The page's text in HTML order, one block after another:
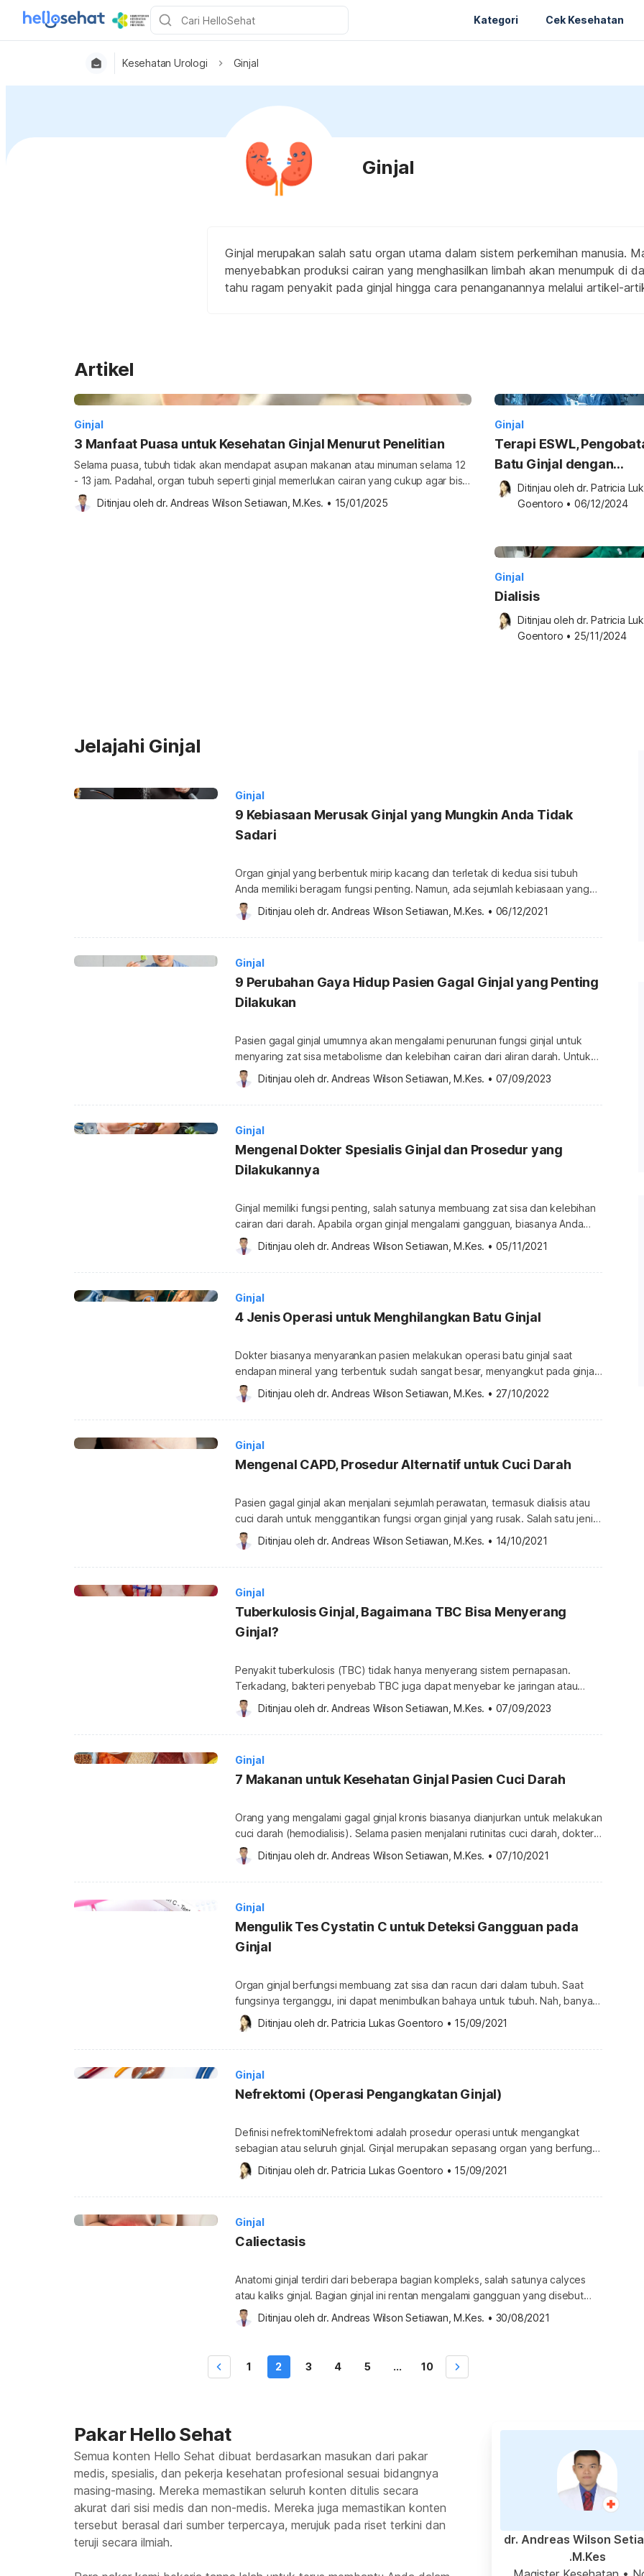
Kategori Cek Kesehatan
Kesehatan Urologi Ginjal
Ginjal
Ginjal merupakan salah satu organ utama dalam sistem perkemihan manusia.
menyebabkan produksi cairan yang menghasilkan limbah akan menumpuk di
tahu ragam penyakit pada ginjal hingga cara penanganannya melalui artikel-
Artikel
Ginjal
3 Manfaat Puasa untuk Kesehatan Ginjal Menurut Penelitian
Selama puasa, tubuh tidak akan mendapat asupan makanan atau minuman selama 12
- 13 jam. Padahal, organ tubuh seperti ginjal memerlukan cairan yang cukup agar bisa
berfungsi. Lantas, adakah manfaat puasa untuk ginjal dan bagaimana pengaruhnya
pada pasien penyakit ginjal? Berikut ini penjelasan manfaat puasa untuk ginjal dan
Ditinjau oleh dr. Andreas Wilson Setiawan, M.Kes. • 15/01/2025
Ginjal
Terapi ESWL,
Batu Ginjal dengan
Gelombang Kejut
Ditinjau oleh dr. Patricia
Goentoro • 06/12/2024
Ginjal
Dialisis
Ditinjau oleh dr. Patricia
Goentoro • 25/11/2024
Jelajahi Ginjal
Ginjal
9 Kebiasaan Merusak Ginjal yang Mungkin Anda Tidak
Sadari
Organ ginjal yang berbentuk mirip kacang dan terletak di kedua sisi tubuh
Anda memiliki beragam fungsi penting. Namun, ada sejumlah kebiasaan yang
bisa merusak ginjal yang perlu Anda waspadai. Berbagai kebiasaan yang bisa
merusak ginjal Ginjal memiliki sejumlah peranan penting bagi tubuh Anda, salah
satunya membersihkan darah dari limbah metabolisme dan membuangnya
Ditinjau oleh dr. Andreas Wilson Setiawan, M.Kes. • 06/12/2021
Ginjal
9 Perubahan Gaya Hidup Pasien Gagal Ginjal yang Penting
Dilakukan
Pasien gagal ginjal umumnya akan mengalami penurunan fungsi ginjal untuk
menyaring zat sisa metabolisme dan kelebihan cairan dari aliran darah. Untuk
menjaga kondisi ginjal, terdapat sejumlah perubahan gaya hidup gagal ginjal
yang perlu Anda lakukan. Perubahan gaya hidup untuk pasien gagal ginjal
Ginjal merupakan salah satu organ penting bagi tubuh Anda. Organ ginjal
Ditinjau oleh dr. Andreas Wilson Setiawan, M.Kes. • 07/09/2023
Ginjal
Mengenal Dokter Spesialis Ginjal dan Prosedur yang
Dilakukannya
Ginjal memiliki fungsi penting, salah satunya membuang zat sisa dan kelebihan
cairan dari darah. Apabila organ ginjal mengalami gangguan, biasanya Anda
akan dirujuk ke dokter spesialis ginjal atau ahli nefrologi. Penyakit dan
prosedur apa saja yang dapat ditangani ahli nefrologi? Apa itu dokter spesialis
ginjal? Dokter spesialis ginjal atau ahli nefrologi adalah dokter spesialis
Ditinjau oleh dr. Andreas Wilson Setiawan, M.Kes. • 05/11/2021
Ginjal
4 Jenis Operasi untuk Menghilangkan Batu Ginjal
Dokter biasanya menyarankan pasien melakukan operasi batu ginjal saat
endapan mineral yang terbentuk sudah sangat besar, menyangkut pada ginjal
atau saluran kemih, hingga menimbulkan rasa sakit. Terdapat berbagai operasi
untuk batu ginjal, dokter akan menentukan prosedur yang tepat sesuai tingkat
keparahan kondisinya. Beragam metode operasi batu ginjal Nefrolitiasis atau
Ditinjau oleh dr. Andreas Wilson Setiawan, M.Kes. • 27/10/2022
Ginjal
Mengenal CAPD, Prosedur Alternatif untuk Cuci Darah
Pasien gagal ginjal akan menjalani sejumlah perawatan, termasuk dialisis atau
cuci darah untuk menggantikan fungsi organ ginjal yang rusak. Salah satu jenis
cuci darah yang dapat pasien lakukan adalah CAPD. Bagaimana proses CAPD
dan apa saja keuntungannya? Apa itu CAPD? Prosedur cuci darah atau juga
disebut dialisis adalah prosedur untuk membersihkan darah yang Anda lakukan
Ditinjau oleh dr. Andreas Wilson Setiawan, M.Kes. • 14/10/2021
Ginjal
Tuberkulosis Ginjal, Bagaimana TBC Bisa Menyerang
Ginjal?
Penyakit tuberkulosis (TBC) tidak hanya menyerang sistem pernapasan.
Terkadang, bakteri penyebab TBC juga dapat menyebar ke jaringan atau
organ tubuh lainnya. Jika infeksi menyebar ke sistem perkemihan, pasien
berisiko mengalami TBC ginjal. Seperti halnya tuberkulosis paru, TBC pada
ginjal juga bisa mengakibatkan berbagai komplikasi. Apa saja yang harus Anda
Ditinjau oleh dr. Andreas Wilson Setiawan, M.Kes. • 07/09/2023
Ginjal
7 Makanan untuk Kesehatan Ginjal Pasien Cuci Darah
Orang yang mengalami gagal ginjal kronis biasanya dianjurkan untuk melakukan
cuci darah (hemodialisis). Selama pasien menjalani rutinitas cuci darah, dokter
biasanya menyarankan konsumsi makanan tertentu untuk menjaga kesehatan
ginjal. Dengan banyaknya anjuran dan pantangan yang ada, bagaimana cara
memilih jenis makanan terbaik untuk ginjal Anda? Simak ulasannya berikut ini.
Ditinjau oleh dr. Andreas Wilson Setiawan, M.Kes. • 07/10/2021
Ginjal
Mengulik Tes Cystatin C untuk Deteksi Gangguan pada
Ginjal
Organ ginjal berfungsi membuang zat sisa dan racun dari dalam tubuh. Saat
fungsinya terganggu, ini dapat menimbulkan bahaya untuk tubuh. Nah, banyak
cara untuk tahu apakah ginjal masih berfungsi dengan baik, salah satunya
dengan melakukan tes cystatin C. Apa itu tes cystatin C? Tes cystatin C adalah
pemeriksaan untuk mengetahui seberapa banyak kadar cystatin C dalam
Ditinjau oleh dr. Patricia Lukas Goentoro • 15/09/2021
Ginjal
Nefrektomi (Operasi Pengangkatan Ginjal)
Definisi nefrektomiNefrektomi adalah prosedur operasi untuk mengangkat
sebagian atau seluruh ginjal. Ginjal merupakan sepasang organ yang berfungsi
menyaring darah dan membuang zat yang tidak lagi dibutuhkan tubuh melalui
urine. Prosedur nefrektomi biasanya dilakukan untuk mengangkat tumor jinak
pada ginjal atau mengobati kanker ginjal. Pada kasus tertentu, prosedur ini
Ditinjau oleh dr. Patricia Lukas Goentoro • 15/09/2021
Ginjal
Caliectasis
Anatomi ginjal terdiri dari beberapa bagian kompleks, salah satunya calyces
atau kaliks ginjal. Bagian ginjal ini rentan mengalami gangguan yang disebut
sebagai caliectasis. Apa itu caliectasis? Caliectasis adalah suatu kondisi
kelainan pada kaliks ginjal (calyces) yang terjadi akibat bagian ini membesar,
merupakan ruang berbentuk cangkir yang berfungsi menampung […]
Ditinjau oleh dr. Andreas Wilson Setiawan, M.Kes. • 30/08/2021
1 2 3 4 5 ... 10
Pakar Hello Sehat
Semua konten Hello Sehat dibuat berdasarkan masukan dari pakar
medis, spesialis, dan pekerja kesehatan profesional sesuai bidangnya
masing-masing. Mereka memastikan seluruh konten ditulis secara
akurat dari sisi medis dan non-medis. Mereka juga memastikan konten
tersebut berasal dari sumber terpercaya, merujuk pada riset terkini dan
teruji secara ilmiah.
dr. Andreas Wilson
M.Kes.